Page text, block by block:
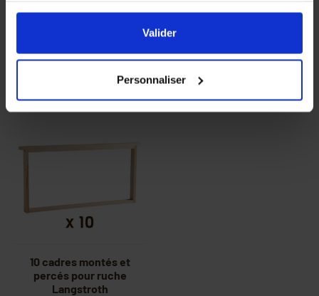
En cliquant sur le boutonValidervous acceptez
l'ensemble des cookies de notre site ainsi que ceux de
nos partenaires. Vous pouvez également choisir les
Valider
Personnaliser
10,90 € 9,27 €
10 cadres montés et
percés pour ruche
Langstroth